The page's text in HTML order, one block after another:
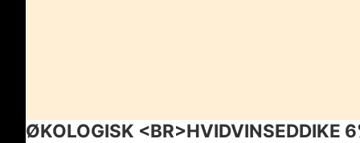
ØKOLOGISK <BR>HVIDVINSEDDIKE